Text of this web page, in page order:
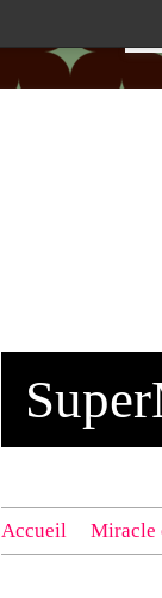
Accueil Miracle